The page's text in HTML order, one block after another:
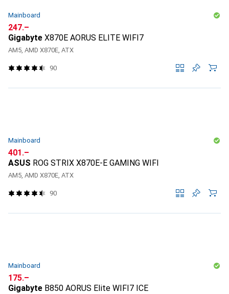
Mainboard
CHF
247.–
Gigabyte X870E AORUS ELITE WIFI7
AM5, AMD X870E, ATX
90
Mainboard
CHF
401.–
ASUS ROG STRIX X870E-E GAMING WIFI
AM5, AMD X870E, ATX
90
Mainboard
CHF
175.–
Gigabyte B850 AORUS Elite WIFI7 ICE